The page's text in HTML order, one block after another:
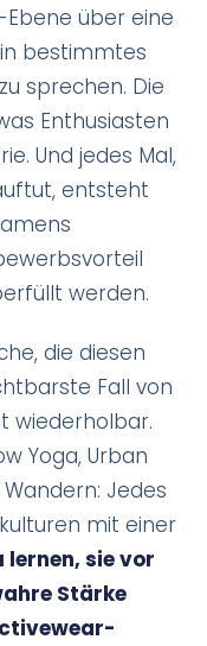
über eine
bestimmtes
sprechen. Die
Enthusiasten
Und jedes Mal,
entsteht
werden.
die diesen
Fall von
wiederholbar.
Yoga, Urban
Jedes
mit einer
lernen, sie vor
Stärke